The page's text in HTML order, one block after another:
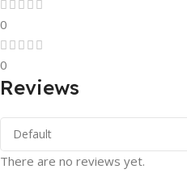
0
0
Reviews
There are no reviews yet.